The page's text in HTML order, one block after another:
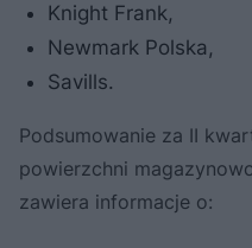
Knight Frank,
Newmark Polska,
Savills.
Podsumowanie za II
powierzchni
zawiera informacje o: